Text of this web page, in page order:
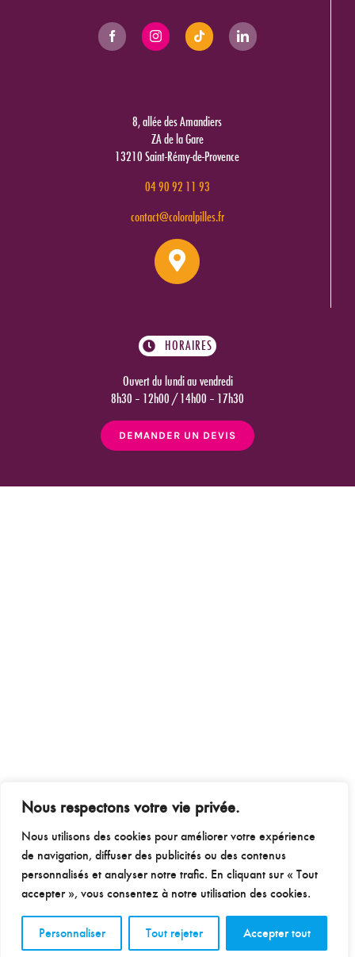
Nous respectons votre vie privée.
Nous utilisons des cookies pour améliorer votre expérience
de navigation, diffuser des publicités ou des contenus
personnalisés et analyser notre trafic. En cliquant sur « Tout
accepter », vous consentez à notre utilisation des cookies.
Personnaliser Tout rejeter Accepter tout
8, allée des Amandiers
ZA de la Gare
13210 Saint-Rémy-de-Provence
04 90 92 11 93
contact@coloralpilles.fr
HORAIRES
Ouvert du lundi au vendredi
8h30 – 12h00 / 14h00 – 17h30
DEMANDER UN DEVIS